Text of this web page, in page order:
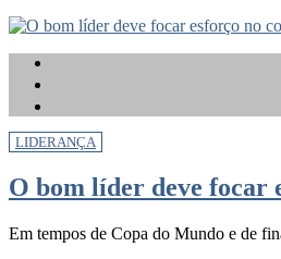
LIDERANÇA
O bom líder deve focar
Em tempos de Copa do Mundo e de